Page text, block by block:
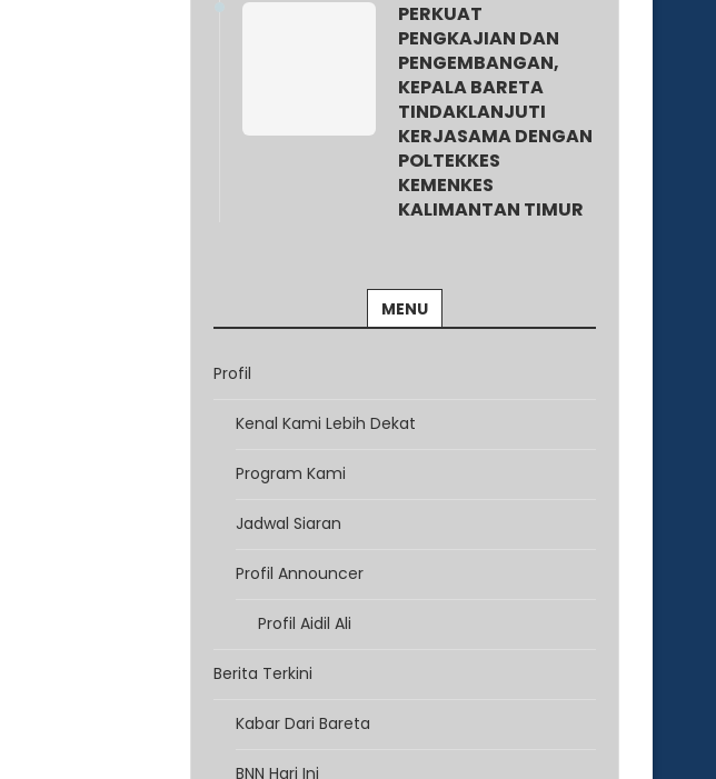
PERKUAT
PENGKAJIAN DAN
PENGEMBANGAN,
KEPALA BARETA
TINDAKLANJUTI
KERJASAMA DENGAN
POLTEKKES
KEMENKES
KALIMANTAN TIMUR
MENU
Profil
Kenal Kami Lebih Dekat
Program Kami
Jadwal Siaran
Profil Announcer
Profil Aidil Ali
Berita Terkini
Kabar Dari Bareta
BNN Hari Ini